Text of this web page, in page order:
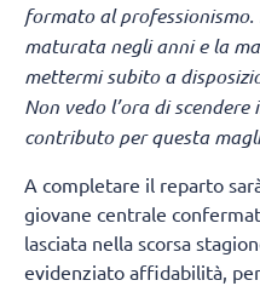
formato al professionismo.
maturata negli anni e la
mettermi subito a
Non vedo l’ora di
contributo per questa
A completare il reparto
giovane centrale
lasciata nella scorsa
evidenziato affidabilità,